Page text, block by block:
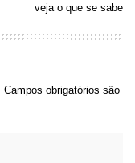
veja o que se sabe
Campos obrigatórios são